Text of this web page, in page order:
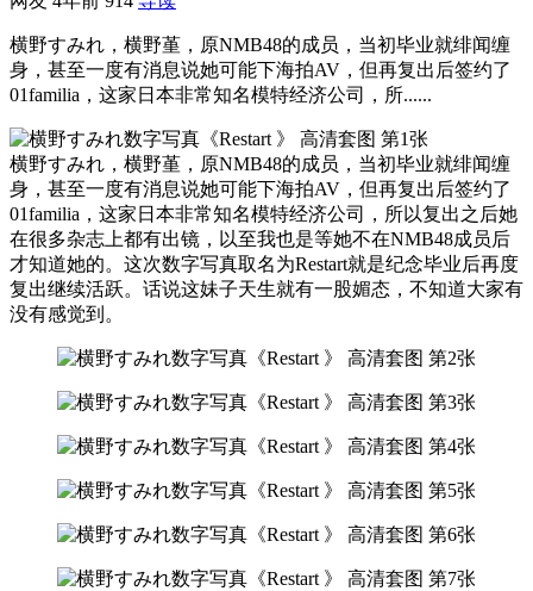
横野すみれ，横野堇，原NMB48的成员，当初毕业就绯闻缠
身，甚至一度有消息说她可能下海拍AV，但再复出后签约了
01familia，这家日本非常知名模特经济公司，所......
横野すみれ，横野堇，原NMB48的成员，当初毕业就绯闻缠
身，甚至一度有消息说她可能下海拍AV，但再复出后签约了
01familia，这家日本非常知名模特经济公司，所以复出之后她
在很多杂志上都有出镜，以至我也是等她不在NMB48成员后
才知道她的。这次数字写真取名为Restart就是纪念毕业后再度
复出继续活跃。话说这妹子天生就有一股媚态，不知道大家有
没有感觉到。